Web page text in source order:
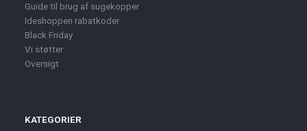
Guide til brug af sugekopper
Ideshoppen rabatkoder
Black Friday
Vi støtter
Oversigt
KATEGORIER